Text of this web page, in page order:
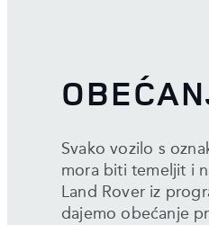
Svako vozilo s
mora biti temeljit i
Land Rover iz
dajemo obećanje